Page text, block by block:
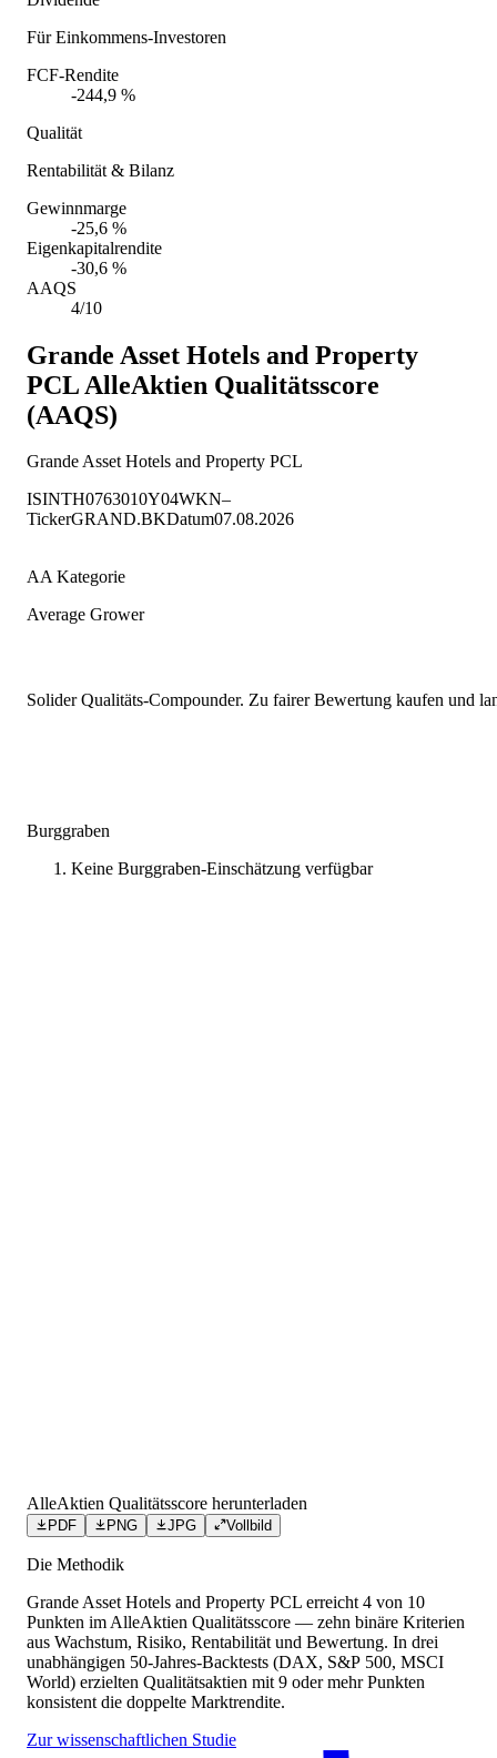
Für Einkommens-Investoren
FCF-Rendite
-244,9 %
Qualität
Rentabilität & Bilanz
Gewinnmarge
-25,6 %
Eigenkapitalrendite
-30,6 %
AAQS
4/10
Grande Asset Hotels and Property
PCL AlleAktien Qualitätsscore
(AAQS)
Grande Asset Hotels and Property PCL
ISINTH0763010Y04WKN–
TickerGRAND.BKDatum07.08.2026
AA Kategorie
Average Grower
Solider Qualitäts-Compounder. Zu fairer Bewertung kaufen und
Burggraben
Keine Burggraben-Einschätzung verfügbar
AlleAktien Qualitätsscore herunterladen
PDF PNG JPG Vollbild
Die Methodik
Grande Asset Hotels and Property PCL erreicht 4 von 10
Punkten im AlleAktien Qualitätsscore — zehn binäre Kriterien
aus Wachstum, Risiko, Rentabilität und Bewertung. In drei
unabhängigen 50-Jahres-Backtests (DAX, S&P 500, MSCI
World) erzielten Qualitätsaktien mit 9 oder mehr Punkten
konsistent die doppelte Marktrendite.
Zur wissenschaftlichen Studie